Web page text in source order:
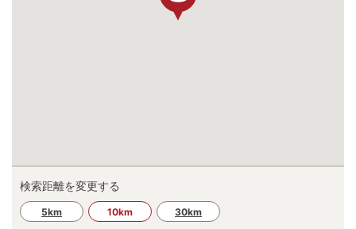
検索距離を変更する
5km 10km 30km